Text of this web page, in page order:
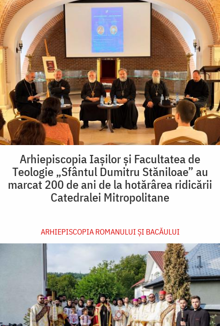
Arhiepiscopia Iașilor și Facultatea de
Teologie „Sfântul Dumitru Stăniloae” au
marcat 200 de ani de la hotărârea ridicării
Catedralei Mitropolitane
ARHIEPISCOPIA ROMANULUI ŞI BACĂULUI